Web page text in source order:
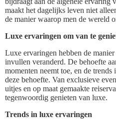
maakt het dagelijks leven niet
de manier waarop men de wereld
Luxe ervaringen om van te
Luxe ervaringen hebben de
invullen veranderd. De behoefte
momenten neemt toe, en de
deze behoefte. Van exclusieve
uitjes en op maat gemaakte
tegenwoordig genieten van luxe.
Trends in luxe ervaringen